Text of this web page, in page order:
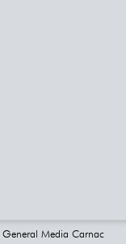
General Media Carnac